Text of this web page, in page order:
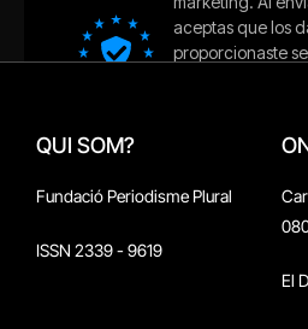
QUI SOM?
Fundació Periodisme Plural
ISSN 2339 - 9619
El